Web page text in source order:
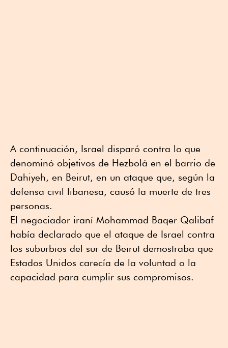
A continuación, Israel disparó contra lo que
denominó objetivos de Hezbolá en el barrio de
Dahiyeh, en Beirut, en un ataque que, según la
defensa civil libanesa, causó la muerte de tres
personas.
El negociador iraní Mohammad Baqer Qalibaf
había declarado que el ataque de Israel contra
los suburbios del sur de Beirut demostraba que
Estados Unidos carecía de la voluntad o la
capacidad para cumplir sus compromisos.